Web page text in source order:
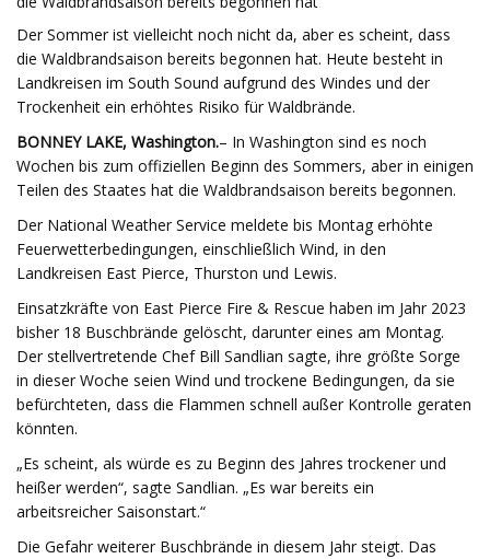
Der Sommer ist vielleicht noch nicht da, aber es scheint, dass
die Waldbrandsaison bereits begonnen hat. Heute besteht in
Landkreisen im South Sound aufgrund des Windes und der
Trockenheit ein erhöhtes Risiko für Waldbrände.
BONNEY LAKE, Washington.– In Washington sind es noch
Wochen bis zum offiziellen Beginn des Sommers, aber in einigen
Teilen des Staates hat die Waldbrandsaison bereits begonnen.
Der National Weather Service meldete bis Montag erhöhte
Feuerwetterbedingungen, einschließlich Wind, in den
Landkreisen East Pierce, Thurston und Lewis.
Einsatzkräfte von East Pierce Fire & Rescue haben im Jahr 2023
bisher 18 Buschbrände gelöscht, darunter eines am Montag.
Der stellvertretende Chef Bill Sandlian sagte, ihre größte Sorge
in dieser Woche seien Wind und trockene Bedingungen, da sie
befürchteten, dass die Flammen schnell außer Kontrolle geraten
könnten.
„Es scheint, als würde es zu Beginn des Jahres trockener und
heißer werden“, sagte Sandlian. „Es war bereits ein
arbeitsreicher Saisonstart.“
Die Gefahr weiterer Buschbrände in diesem Jahr steigt. Das